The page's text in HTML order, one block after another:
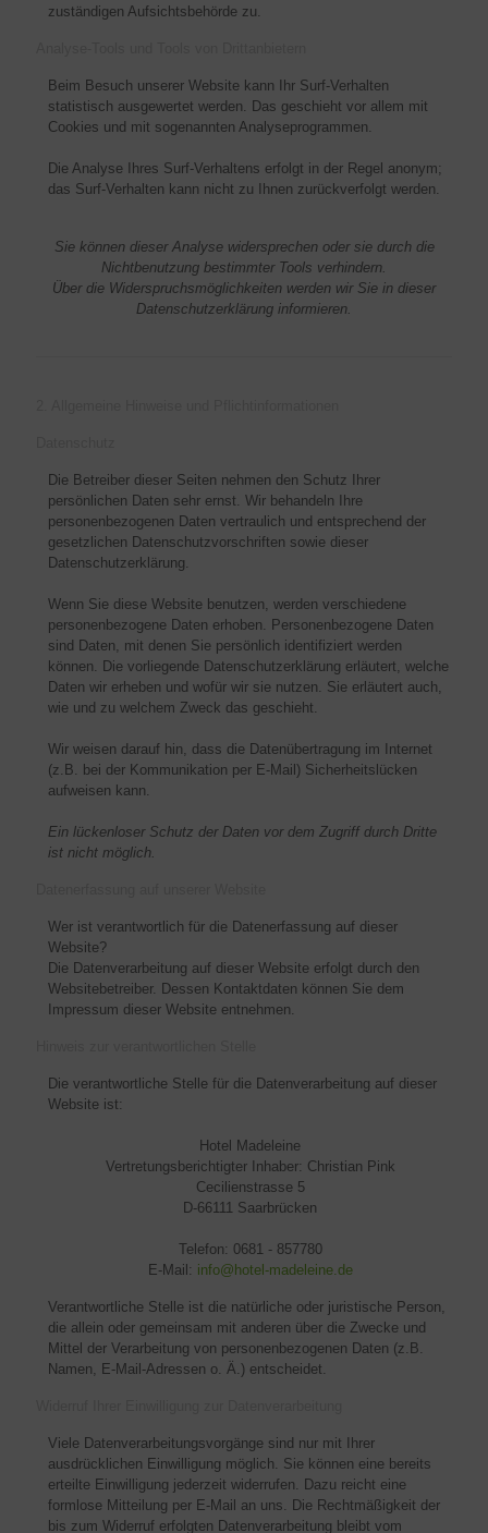
zuständigen Aufsichtsbehörde zu.
Beim Besuch unserer Website kann Ihr Surf-Verhalten
statistisch ausgewertet werden. Das geschieht vor allem mit
Cookies und mit sogenannten Analyseprogrammen.
Die Analyse Ihres Surf-Verhaltens erfolgt in der Regel anonym;
das Surf-Verhalten kann nicht zu Ihnen zurückverfolgt werden.
Sie können dieser Analyse widersprechen oder sie durch die
Nichtbenutzung bestimmter Tools verhindern.
Über die Widerspruchsmöglichkeiten werden wir Sie in dieser
Datenschutzerklärung informieren.
Die Betreiber dieser Seiten nehmen den Schutz Ihrer
persönlichen Daten sehr ernst. Wir behandeln Ihre
personenbezogenen Daten vertraulich und entsprechend der
gesetzlichen Datenschutzvorschriften sowie dieser
Datenschutzerklärung.
Wenn Sie diese Website benutzen, werden verschiedene
personenbezogene Daten erhoben. Personenbezogene Daten
sind Daten, mit denen Sie persönlich identifiziert werden
können. Die vorliegende Datenschutzerklärung erläutert, welche
Daten wir erheben und wofür wir sie nutzen. Sie erläutert auch,
wie und zu welchem Zweck das geschieht.
Wir weisen darauf hin, dass die Datenübertragung im Internet
(z.B. bei der Kommunikation per E-Mail) Sicherheitslücken
aufweisen kann.
Ein lückenloser Schutz der Daten vor dem Zugriff durch Dritte
ist nicht möglich.
Wer ist verantwortlich für die Datenerfassung auf dieser
Website?
Die Datenverarbeitung auf dieser Website erfolgt durch den
Websitebetreiber. Dessen Kontaktdaten können Sie dem
Impressum dieser Website entnehmen.
Die verantwortliche Stelle für die Datenverarbeitung auf dieser
Website ist:
Hotel Madeleine
Vertretungsberichtigter Inhaber: Christian Pink
Cecilienstrasse 5
D-66111 Saarbrücken
Telefon: 0681 - 857780
E-Mail: info@hotel-madeleine.de
Verantwortliche Stelle ist die natürliche oder juristische Person,
die allein oder gemeinsam mit anderen über die Zwecke und
Mittel der Verarbeitung von personenbezogenen Daten (z.B.
Namen, E-Mail-Adressen o. Ä.) entscheidet.
Viele Datenverarbeitungsvorgänge sind nur mit Ihrer
ausdrücklichen Einwilligung möglich. Sie können eine bereits
erteilte Einwilligung jederzeit widerrufen. Dazu reicht eine
formlose Mitteilung per E-Mail an uns. Die Rechtmäßigkeit der
bis zum Widerruf erfolgten Datenverarbeitung bleibt vom